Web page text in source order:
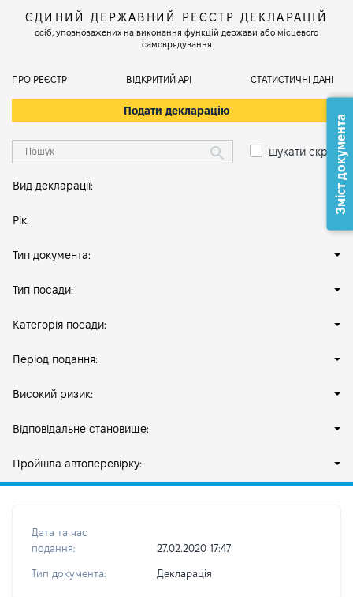
ЄДИНИЙ ДЕРЖАВНИЙ РЕЄСТР ДЕКЛАРАЦІЙ
осіб, уповноважених на виконання функцій держави або місцевого
самоврядування
ПРО РЕЄСТР ВІДКРИТИЙ АРІ СТАТИСТИЧНІ ДАНІ
Подати декларацію
шукати скрізь
Вид декларації:
Рік:
Тип документа:
Тип посади:
Категорія посади:
Період подання:
Високий ризик:
Відповідальне становище:
Пройшла автоперевірку:
Дата та час
подання:
27.02.2020 17:47
Тип документа: Декларація
Зміст документа